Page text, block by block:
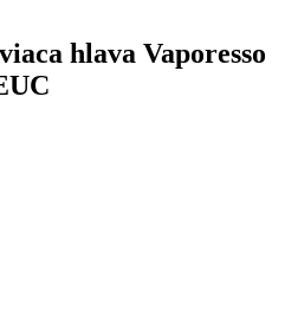
hlava Vaporesso